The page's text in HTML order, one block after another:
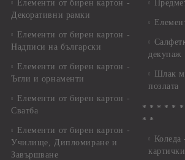
Елементи от бирен картон -
Декоративни рамки
Елементи от бирен картон -
Надписи на български
Елементи от бирен картон -
Ъгли и орнаменти
Елементи от бирен картон -
Сватба
Елементи от бирен картон -
Училище, Дипломиране и
Завършване
декупаж
Шлак
позлата
* * * * *
* *
Коледа